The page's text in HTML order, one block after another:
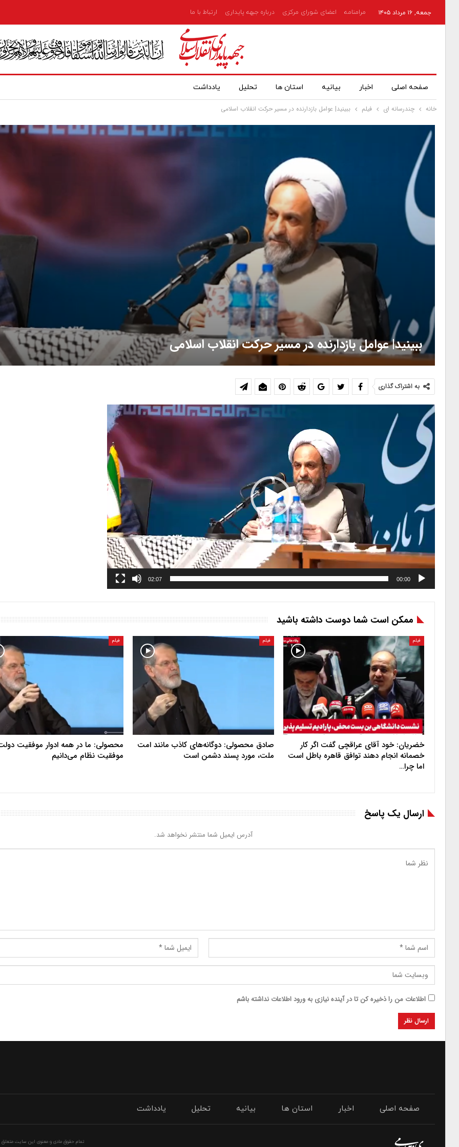
جمعه, ۱۶ مرداد ۱۴۰۵ مرامنامه اعضای شورای مرکزی درباره جبهه پایداری ارتباط با ما
صفحه اصلی اخبار بیانیه استان ها تحلیل یادداشت
خانه چندرسانه ای فیلم ببینید| عوامل بازدارنده در مسیر حرکت انقلاب اسلامی
ببینید| عوامل بازدارنده در مسیر حرکت انقلاب اسلامی
به اشتراک گذاری
نمایشگر
ویدیو
00:00
02:07
ممکن است شما دوست داشته باشید
فیلم
خضریان: خود آقای عراقچی گفت اگر کار
خصمانه انجام دهند توافق قاهره باطل است
اما چرا…
فیلم
صادق محصولی: دوگانه‌های کاذب مانند امت
ملت، مورد پسند دشمن است
فیلم
محصولی: ما در همه ادوار موفقیت
موفقیت نظام می‌دانیم
ارسال یک پاسخ
آدرس ایمیل شما منتشر نخواهد شد.
اطلاعات من را ذخیره کن تا در آینده نیازی به ورود اطلاعات نداشته باشم
صفحه اصلی اخبار استان ها بیانیه تحلیل یادداشت
تمام حقوق مادی و معنوی این سایت متعلق